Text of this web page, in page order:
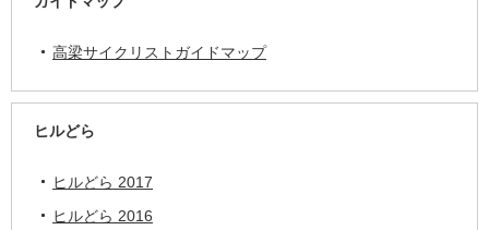
高梁サイクリストガイドマップ
ヒルどら
ヒルどら 2017
ヒルどら 2016